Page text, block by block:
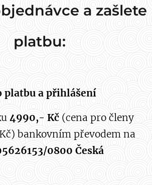
a zašlete
platbu:
platbu a přihlášení
4990,- Kč (cena pro členy
bankovním převodem na
0800 Česká